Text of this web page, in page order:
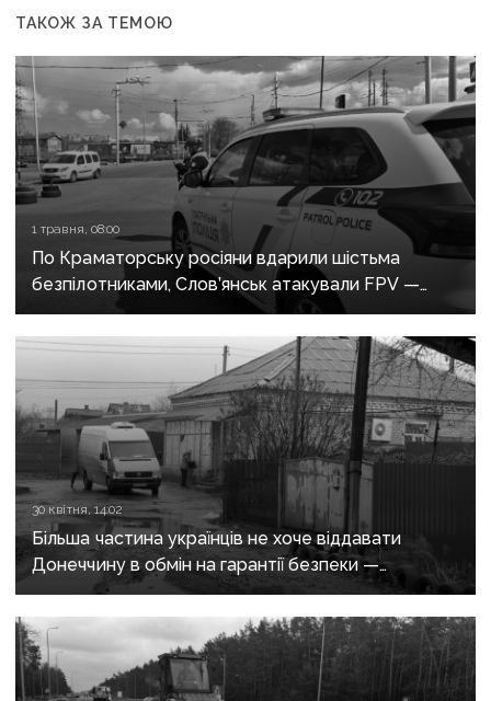
ТАКОЖ ЗА ТЕМОЮ
1 травня, 08:00
По Краматорську росіяни вдарили шістьма
безпілотниками, Слов’янськ атакували FPV —
росіяни не припиняють обстріли Донеччини
30 квітня, 14:02
Більша частина українців не хоче віддавати
Донеччину в обмін на гарантії безпеки —
опитування КМІС